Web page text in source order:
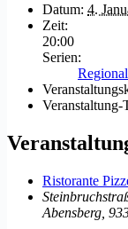
Datum: 4.
Zeit:
20:00
Serien:
Veranstaltung-
Ristorante
Abensberg